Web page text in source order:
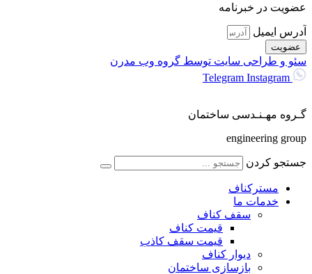
عضویت در خبرنامه
آدرس ایمیل
عضویت
سئو و طراحی سایت توسط گروه وب مدرن
Telegram Instagram
گـروه مهـنـدسی ساختمان
engineering group
جستجو کردن
مسترکناف
خدمات ما
سقف کناف
قیمت کناف
قیمت سقف کاذب
دیوار کناف
بازسازی ساختمان